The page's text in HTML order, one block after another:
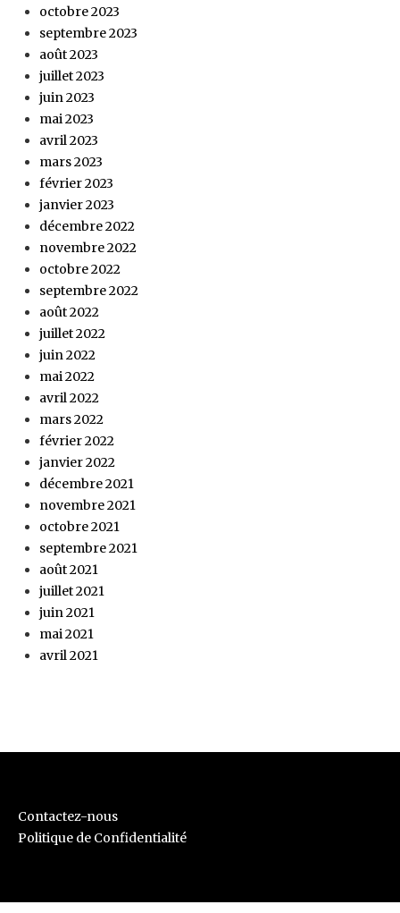
octobre 2023
septembre 2023
août 2023
juillet 2023
juin 2023
mai 2023
avril 2023
mars 2023
février 2023
janvier 2023
décembre 2022
novembre 2022
octobre 2022
septembre 2022
août 2022
juillet 2022
juin 2022
mai 2022
avril 2022
mars 2022
février 2022
janvier 2022
décembre 2021
novembre 2021
octobre 2021
septembre 2021
août 2021
juillet 2021
juin 2021
mai 2021
avril 2021
Contactez-nous
Politique de Confidentialité